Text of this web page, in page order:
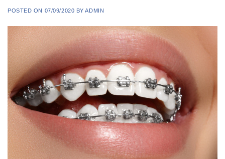
POSTED ON 07/09/2020 BYADMIN